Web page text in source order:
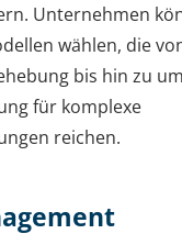
Unternehmen
wählen, die
bis hin zu
für komplexe
reichen.